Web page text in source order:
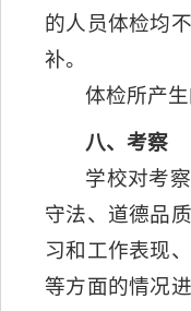
的人员体检均
补。
体检所产
八、考察
学校对考
守法、道德品
习和工作表现
等方面的情况